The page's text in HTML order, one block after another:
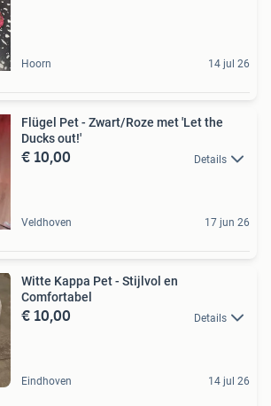
Hoorn 14 jul 26
Flügel Pet - Zwart/Roze met 'Let the
Ducks out!'
€ 10,00 Details
Veldhoven 17 jun 26
Witte Kappa Pet - Stijlvol en
Comfortabel
€ 10,00 Details
Eindhoven 14 jul 26